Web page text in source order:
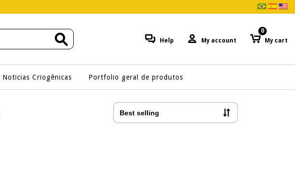
Help My account My cart
0
Noticias Criogênicas Portfolio geral de produtos